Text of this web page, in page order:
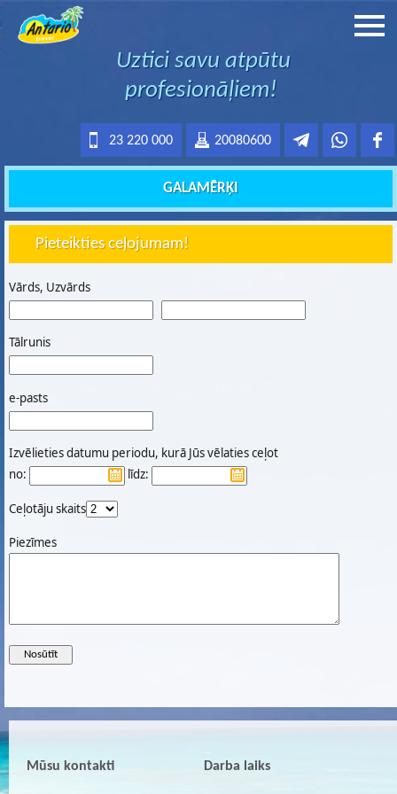
Uztici savu atpūtu
profesionāļiem!
20080600
23 220 000
GALAMĒRĶI
Pieteikties ceļojumam!
Vārds, Uzvārds
Tālrunis
e-pasts
Izvēlieties datumu periodu, kurā Jūs vēlaties ceļot
no:
līdz:
Ceļotāju skaits
Piezīmes
Mūsu kontakti Darba laiks